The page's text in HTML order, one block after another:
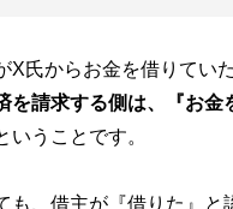
X氏からお金を借りてい
を請求する側は、『お金
いうことです。
、借主が『借りた』と